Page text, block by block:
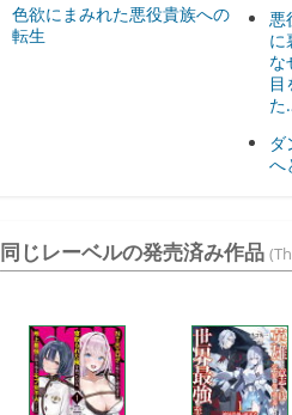
色欲にまみれた悪役貴族への
転生
悪
に
な
目
ダ
へ
同じレーベルの発売済み作品